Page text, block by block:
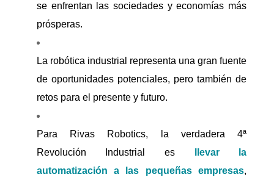
se enfrentan las sociedades y economías más
prósperas.
La robótica industrial representa una gran fuente
de oportunidades potenciales, pero también de
retos para el presente y futuro.
Para Rivas Robotics, la verdadera 4ª
Revolución Industrial es
llevar la
automatización a las pequeñas empresas,